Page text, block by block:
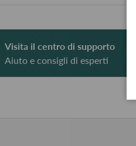
Visita il centro di supporto
Aiuto e consigli di esperti